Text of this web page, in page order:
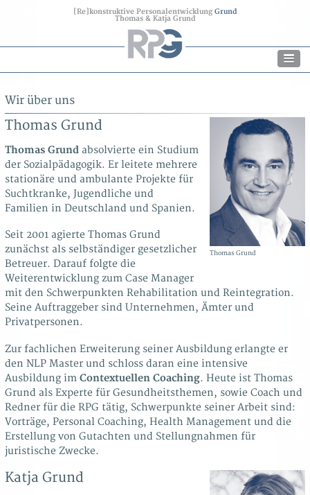
[Re]konstruktive Personalentwicklung Grund
Thomas & Katja Grund
Wir über uns
Thomas Grund
Thomas Grund
Thomas Grund absolvierte ein Studium
der Sozialpädagogik. Er leitete mehrere
stationäre und ambulante Projekte für
Suchtkranke, Jugendliche und
Familien in Deutschland und Spanien.
Seit 2001 agierte Thomas Grund
zunächst als selbständiger gesetzlicher
Betreuer. Darauf folgte die
Weiterentwicklung zum Case Manager
mit den Schwerpunkten Rehabilitation und Reintegration.
Seine Auftraggeber sind Unternehmen, Ämter und
Privatpersonen.
Zur fachlichen Erweiterung seiner Ausbildung erlangte er
den NLP Master und schloss daran eine intensive
Ausbildung imContextuellen Coaching. Heute ist Thomas
Grund als Experte für Gesundheitsthemen, sowie Coach und
Redner für die RPG tätig, Schwerpunkte seiner Arbeit sind:
Vorträge, Personal Coaching, Health Management und die
Erstellung von Gutachten und Stellungnahmen für
juristische Zwecke.
Katja Grund